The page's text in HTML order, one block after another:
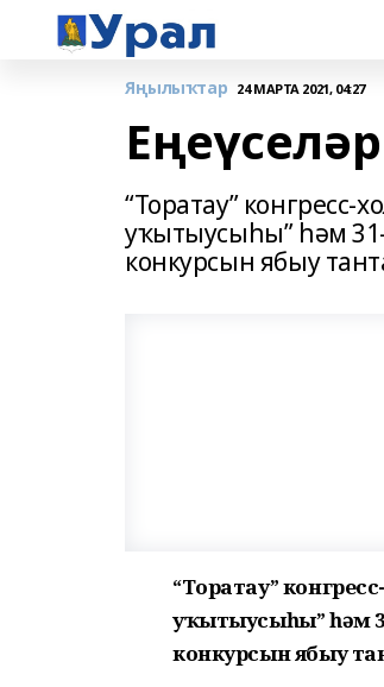
Яңылыҡтар 24 МАРТА 2021, 04:27
“Торатау”
уҡытыусыһы” һәм
конкурсын ябыу
“Торатау”
уҡытыусыһы” һәм
конкурсын ябыу